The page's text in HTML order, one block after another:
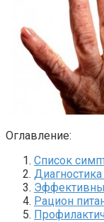
Оглавление:
Список
Диагностика
Рацион